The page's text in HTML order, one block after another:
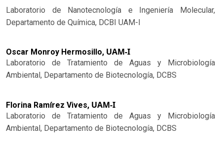
Laboratorio de Nanotecnología e Ingeniería Molecular,
Departamento de Química, DCBI UAM-I
Oscar Monroy Hermosillo, UAM-I
Laboratorio de Tratamiento de Aguas y Microbiología
Ambiental, Departamento de Biotecnología, DCBS
Florina Ramírez Vives, UAM-I
Laboratorio de Tratamiento de Aguas y Microbiología
Ambiental, Departamento de Biotecnología, DCBS